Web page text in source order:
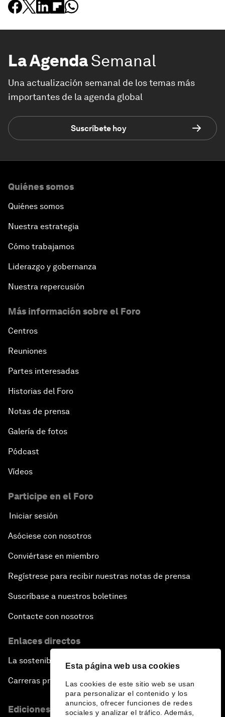
Esta página web usa cookies
Las cookies de este sitio web se usan
para personalizar el contenido y los
anuncios, ofrecer funciones de redes
sociales y analizar el tráfico. Además,
La AgendaSemanal
Una actualización semanal de los temas más
importantes de la agenda global
Suscríbete hoy
Quiénes somos
Quiénes somos
Nuestra estrategia
Cómo trabajamos
Liderazgo y gobernanza
Nuestra repercusión
Más información sobre el Foro
Centros
Reuniones
Partes interesadas
Historias del Foro
Notas de prensa
Galería de fotos
Pódcast
Vídeos
Participe en el Foro
Iniciar sesión
Asóciese con nosotros
Conviértase en miembro
Regístrese para recibir nuestras notas de prensa
Suscríbase a nuestros boletines
Contacte con nosotros
Enlaces directos
La sostenibilidad en el Foro
Carreras profesionales
Ediciones en otros idiomas